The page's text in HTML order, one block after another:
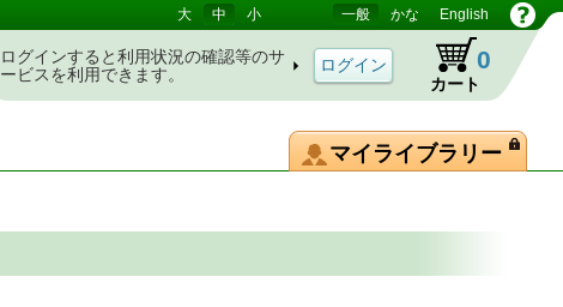
大 中 小 一般 かな English
ログインすると利用状況の確認等のサ
ービスを利用できます。
カート
0
マイライブラリー